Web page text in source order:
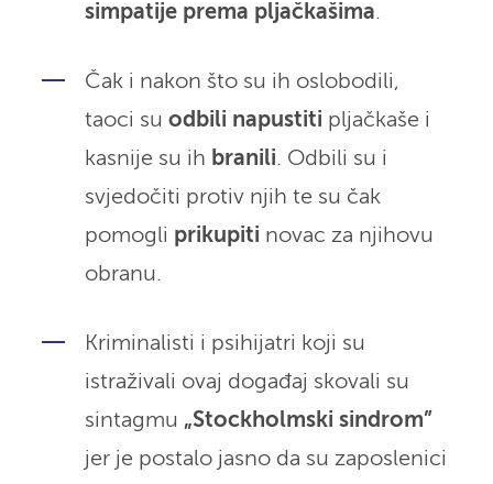
simpatije prema pljačkašima.
Čak i nakon što su ih oslobodili,
taoci su odbili napustiti pljačkaše i
kasnije su ih branili. Odbili su i
svjedočiti protiv njih te su čak
pomogli prikupiti novac za njihovu
obranu.
Kriminalisti i psihijatri koji su
istraživali ovaj događaj skovali su
sintagmu „Stockholmski sindrom”
jer je postalo jasno da su zaposlenici